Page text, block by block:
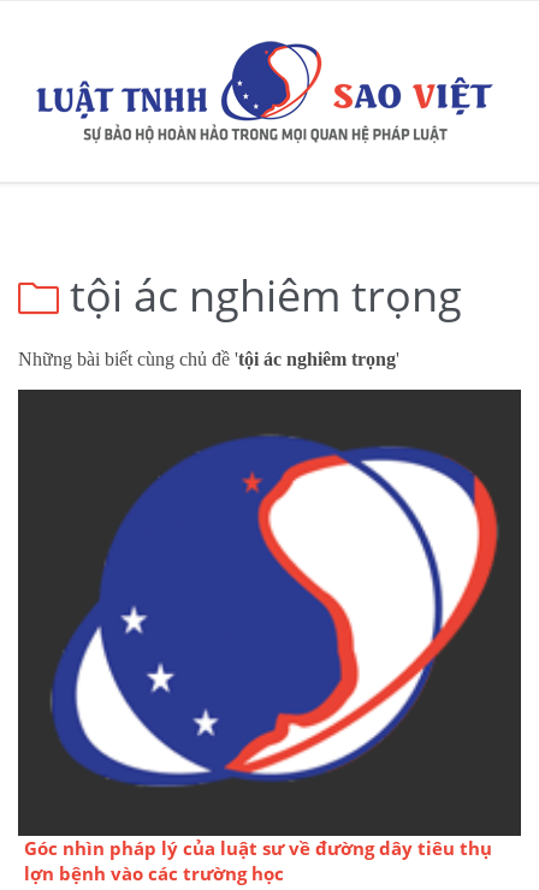
 tội ác nghiêm trọng
Những bài biết cùng chủ đề 'tội ác nghiêm trọng'
Góc nhìn pháp lý của luật sư về đường dây tiêu thụ
lợn bệnh vào các trường học